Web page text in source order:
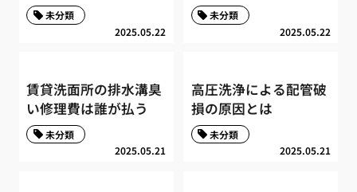
2025.05.22
未分類
2025.05.22
未分類
賃貸洗面所の排水溝臭
い修理費は誰が払う
2025.05.21
未分類
高圧洗浄による配管破
損の原因とは
2025.05.21
未分類